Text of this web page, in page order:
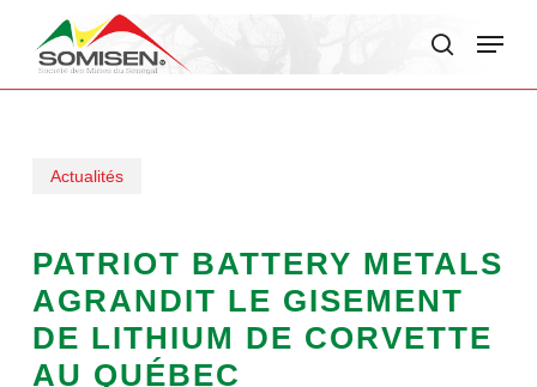
Menu
Actualités
PATRIOT BATTERY METALS
AGRANDIT LE GISEMENT
DE LITHIUM DE CORVETTE
AU QUÉBEC